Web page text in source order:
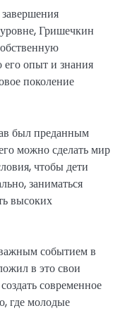
Гришечкин
опыт и знания
поколение
был преданным
можно сделать мир
чтобы дети
заниматься
высоких
событием в
в это свои
современное
где молодые